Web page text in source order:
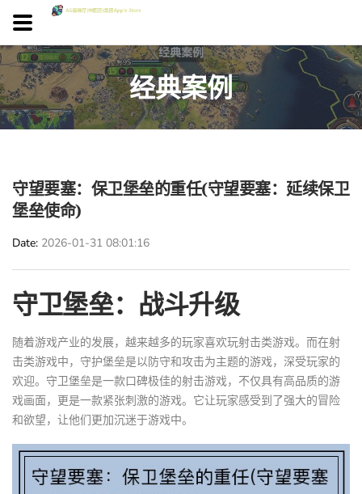
经典案例
守望要塞：保卫堡垒的重任(守望要塞：延续保卫
堡垒使命)
Date 2026-01-31 08:01:16
守卫堡垒：战斗升级
随着游戏产业的发展，越来越多的玩家喜欢玩射击类游戏。而在射
击类游戏中，守护堡垒是以防守和攻击为主题的游戏，深受玩家的
欢迎。守卫堡垒是一款口碑极佳的射击游戏，不仅具有高品质的游
戏画面，更是一款紧张刺激的游戏。它让玩家感受到了强大的冒险
和欲望，让他们更加沉迷于游戏中。